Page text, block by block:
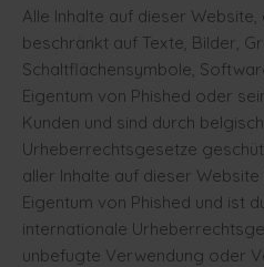
Alle Inhalte auf dieser Website,
beschränkt auf Texte, Bilder,
Schaltflächensymbole,
Eigentum von Phished oder
Kunden und sind durch
Urheberrechtsgesetze
aller Inhalte auf dieser
Eigentum von Phished und ist
internationale
unbefugte Verwendung oder